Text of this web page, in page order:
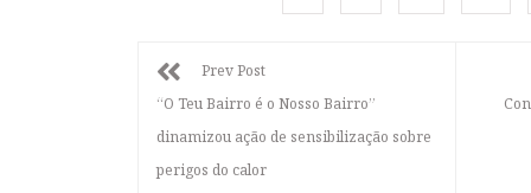
Prev Post
“O Teu Bairro é o Nosso Bairro”
dinamizou ação de sensibilização sobre
perigos do calor